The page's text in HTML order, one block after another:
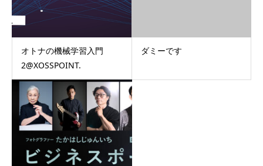
オトナの機械学習入門
2@XOSSPOINT.
ダミーです